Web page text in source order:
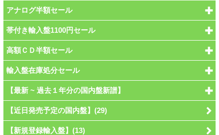
アナログ半額セール
帯付き輸入盤1100円セール
高額ＣＤ半額セール
輸入盤在庫処分セール
【最新 ~ 過去１年分の国内盤新譜】
【近日発売予定の国内盤】(29)
【新規登録輸入盤】(13)